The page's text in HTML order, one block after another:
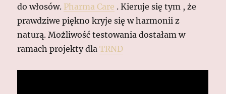
do włosów. Pharma Care . Kieruje się tym , że
prawdziwe piękno kryje się w harmonii z
naturą. Możliwość testowania dostałam w
ramach projekty dlaTRND